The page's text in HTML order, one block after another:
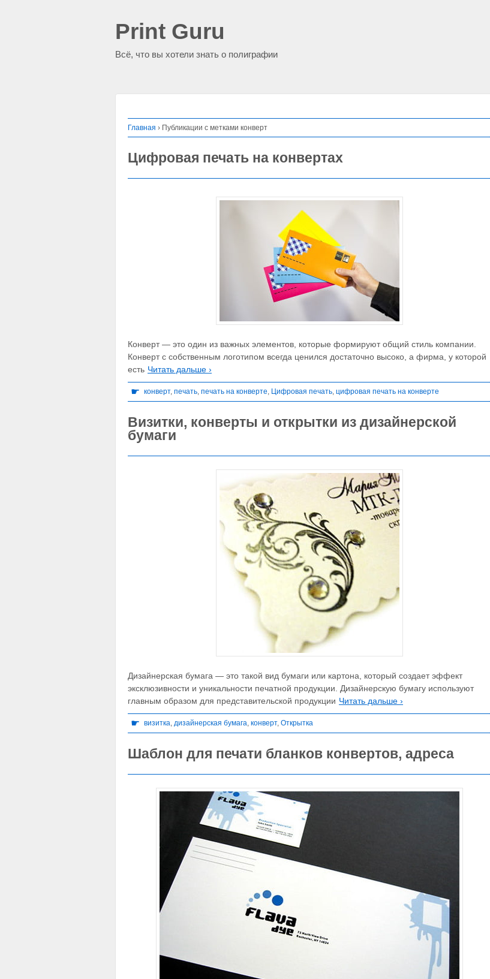
Print Guru
Всё, что вы хотели знать о полиграфии
Главная › Публикации с метками конверт
Цифровая печать на конвертах
Конверт — это один из важных элементов, которые формируют общий стиль компании.
Конверт с собственным логотипом всегда ценился достаточно высоко, а фирма, у которой
есть Читать дальше ›
☛ конверт, печать, печать на конверте, Цифровая печать, цифровая печать на конверте
Визитки, конверты и открытки из дизайнерской
бумаги
Дизайнерская бумага — это такой вид бумаги или картона, который создает эффект
эксклюзивности и уникальности печатной продукции. Дизайнерскую бумагу используют
главным образом для представительской продукции Читать дальше ›
☛ визитка, дизайнерская бумага, конверт, Открытка
Шаблон для печати бланков конвертов, адреса